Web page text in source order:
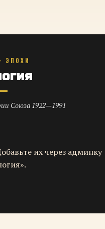
ЭПОХИ
Союза 1922—1991
их через админку